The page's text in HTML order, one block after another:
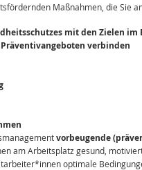
Maßnahmen, die Sie
mit den Zielen im
verbinden
vorbeugende
am Arbeitsplatz gesund,
optimale